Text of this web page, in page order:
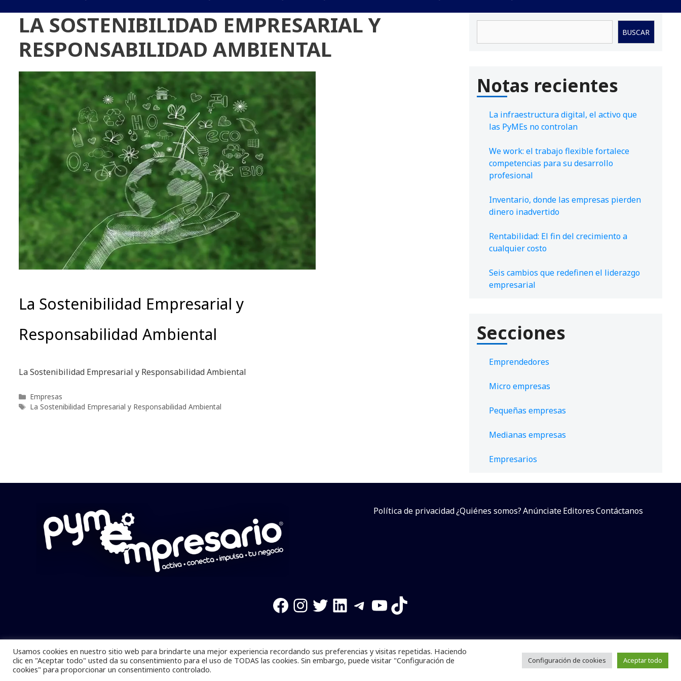
LA SOSTENIBILIDAD EMPRESARIAL Y
RESPONSABILIDAD AMBIENTAL
La Sostenibilidad Empresarial y
Responsabilidad Ambiental
La Sostenibilidad Empresarial y Responsabilidad Ambiental
Categorías
Empresas
Etiquetas
La Sostenibilidad Empresarial y Responsabilidad Ambiental
BUSCAR
Notas recientes
La infraestructura digital, el activo que
las PyMEs no controlan
We work: el trabajo flexible fortalece
competencias para su desarrollo
profesional
Inventario, donde las empresas pierden
dinero inadvertido
Rentabilidad: El fin del crecimiento a
cualquier costo
Seis cambios que redefinen el liderazgo
empresarial
Secciones
Emprendedores
Micro empresas
Pequeñas empresas
Medianas empresas
Empresarios
Política de privacidad¿Quiénes somos?AnúnciateEditoresContáctanos
Facebook
Instagram
Twitter
LinkedIn
Telegram
YouTube
TikTok
Pymempresario © 2025 Todos los derechos reservados. Se prohibe el uso de la información total o parcial sin dar referencia a la fuente.
Desarrollado poryalla ya!
Usamos cookies en nuestro sitio web para brindarte una mejor experiencia recordando sus preferencias y visitas repetidas. Haciendo
clic en "Aceptar todo" usted da su consentimiento para el uso de TODAS las cookies. Sin embargo, puede visitar "Configuración de
cookies" para proporcionar un consentimiento controlado.
Configuración de cookies Aceptar todo